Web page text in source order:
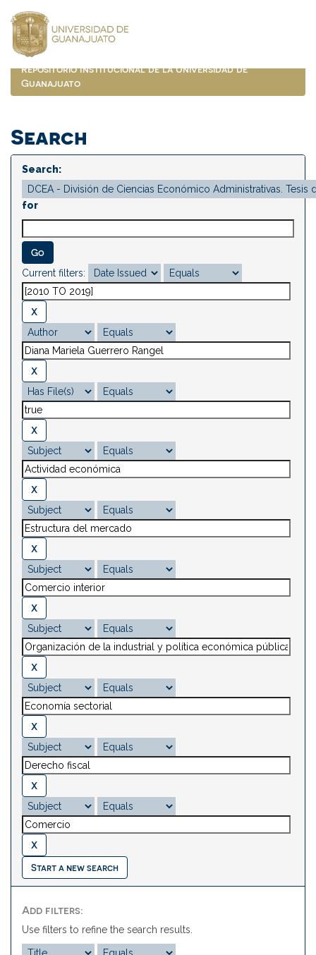
navigation
Repositorio Institucional de la Universidad de
Guanajuato
Search
Search:
for
Current filters:
Start a new search
Add filters:
Use filters to refine the search results.